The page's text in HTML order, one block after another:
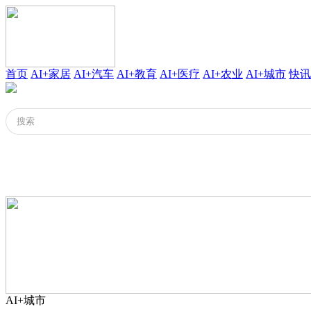
首页 AI+家居 AI+汽车 AI+教育 AI+医疗 AI+农业 AI+城市 快讯
AI+城市